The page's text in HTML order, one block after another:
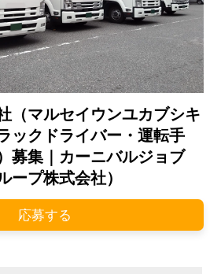
（マルセイウンユカブシキ
ックドライバー・運転手
募集｜カーニバルジョブ
ープ株式会社）
応募する